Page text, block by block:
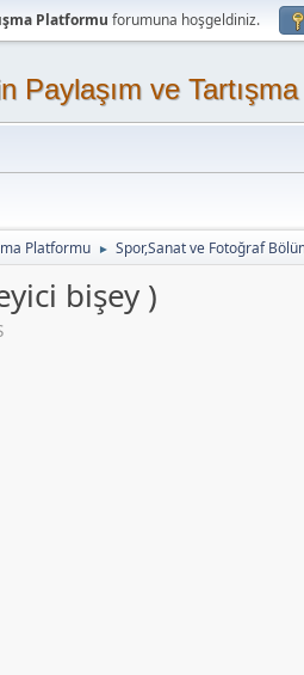
Platformu forumuna hoşgeldiniz.
Paylaşım ve
Platformu ► Spor,Sanat ve Fotoğraf
bişey )